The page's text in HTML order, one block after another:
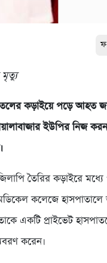
মৃত্যু
কড়াইয়ে পড়ে আহত
ইউপির নিজ
তৈরির কড়াইরে
কলেজে হাসপাতালে
একটি প্রাইভেট
করেন।